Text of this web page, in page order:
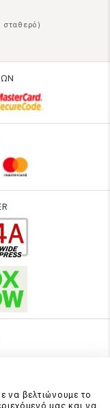
σταθερό)
να βελτιώνουμε το
μας και να